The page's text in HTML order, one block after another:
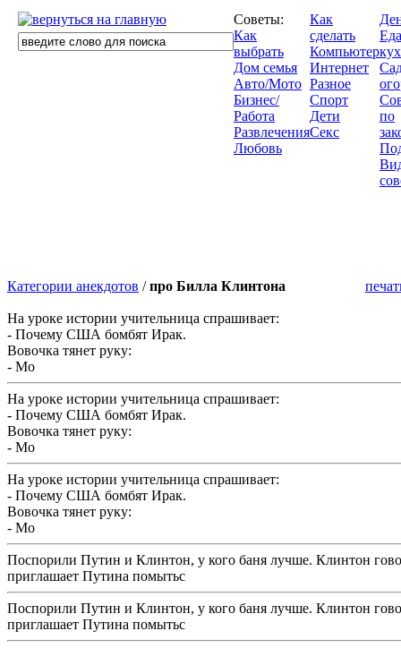
Советы:
Как
выбрать
Дом семья
Авто/Мото
Бизнес/
Работа
Развлечения
Любовь
Как
сделать
Компьютер
Интернет
Разное
Спорт
Дети
Секс
по
Категории анекдотов /про Билла Клинтона
На уроке истории учительница спрашивает:
- Почему США бомбят Ирак.
Вовочка тянет руку:
- Мо
На уроке истории учительница спрашивает:
- Почему США бомбят Ирак.
Вовочка тянет руку:
- Мо
На уроке истории учительница спрашивает:
- Почему США бомбят Ирак.
Вовочка тянет руку:
- Мо
Поспорили Путин и Клинтон, у кого баня лучше. Клинтон
приглашает Путина помытьс
Поспорили Путин и Клинтон, у кого баня лучше. Клинтон
приглашает Путина помытьс